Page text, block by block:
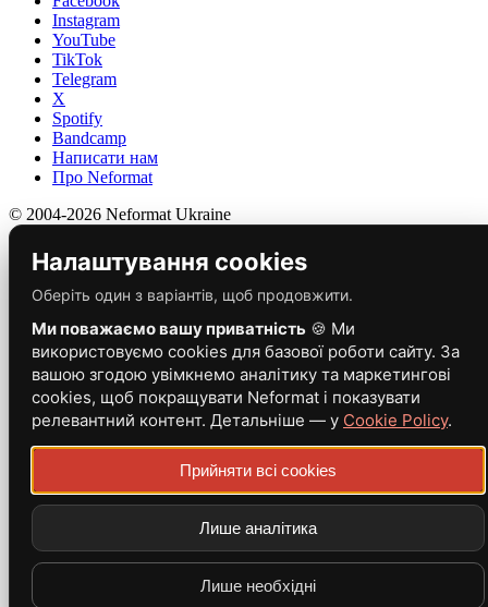
Instagram
YouTube
TikTok
Telegram
X
Spotify
Bandcamp
Написати нам
Про Neformat
© 2004-2026 Neformat Ukraine
Налаштування cookies
Оберіть один з варіантів, щоб продовжити.
Ми поважаємо вашу приватність 🍪 Ми
використовуємо cookies для базової роботи сайту. За
вашою згодою увімкнемо аналітику та маркетингові
cookies, щоб покращувати Neformat і показувати
релевантний контент. Детальніше — у Cookie Policy.
Прийняти всі cookies
Лише аналітика
Лише необхідні